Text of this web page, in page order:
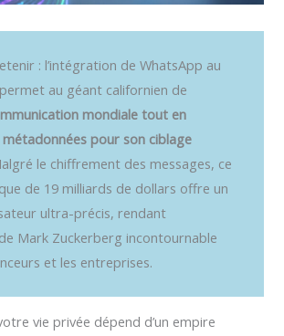
: l’intégration de WhatsApp au
au géant californien de
mondiale tout en
pour son ciblage
le chiffrement des messages, ce
de 19 milliards de dollars offre un
ultra-précis, rendant
Mark Zuckerberg incontournable
et les entreprises.
vie privée dépend d’un empire